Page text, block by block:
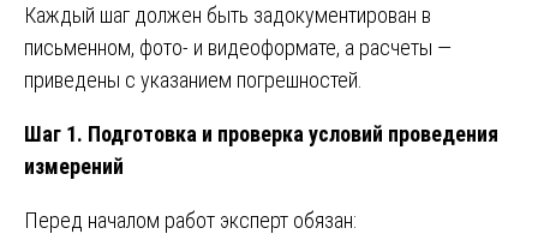
Каждый шаг должен быть задокументирован в
письменном, фото- и видеоформате, а расчеты —
приведены с указанием погрешностей.
Шаг 1. Подготовка и проверка условий проведения
измерений
Перед началом работ эксперт обязан: